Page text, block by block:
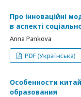
Про інноваційні
в аспекті
Anna Pankova
PDF (Українська)
Особенности
образования